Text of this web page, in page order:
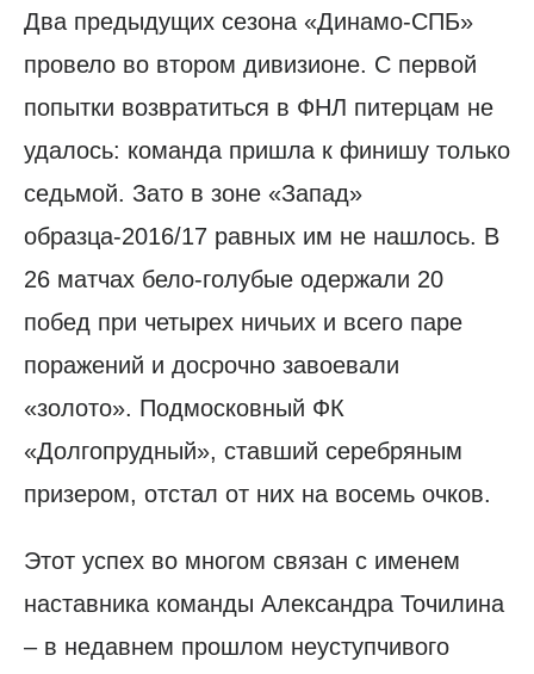
Два предыдущих сезона «Динамо-СПБ»
провело во втором дивизионе. С первой
попытки возвратиться в ФНЛ питерцам не
удалось: команда пришла к финишу только
седьмой. Зато в зоне «Запад»
образца-2016/17 равных им не нашлось. В
26 матчах бело-голубые одержали 20
побед при четырех ничьих и всего паре
поражений и досрочно завоевали
«золото». Подмосковный ФК
«Долгопрудный», ставший серебряным
призером, отстал от них на восемь очков.
Этот успех во многом связан с именем
наставника команды Александра Точилина
– в недавнем прошлом неуступчивого